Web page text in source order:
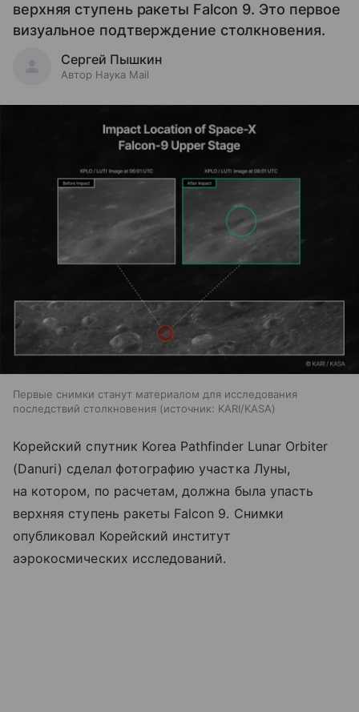
верхняя ступень ракеты Falcon 9. Это первое
визуальное подтверждение столкновения.
Сергей Пышкин
Автор Наука Mail
Первые снимки станут материалом для исследования
последствий столкновения
источник: KARI/KASA
Корейский спутник Korea Pathfinder Lunar Orbiter
(Danuri) сделал фотографию участка Луны,
на котором, по расчетам, должна была упасть
верхняя ступень ракеты Falcon 9. Снимки
опубликовал Корейский институт
аэрокосмических исследований.